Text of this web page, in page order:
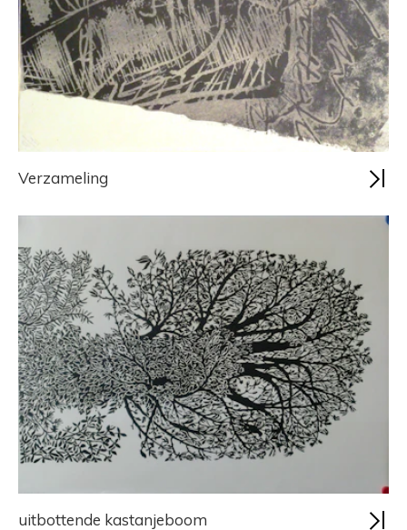
Verzameling
uitbottende kastanjeboom